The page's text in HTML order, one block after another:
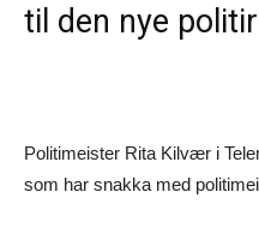
til den nye
Politimeister Rita Kilvær i
som har snakka med